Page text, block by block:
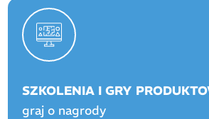
SZKOLENIA I GRY
graj o nagrody